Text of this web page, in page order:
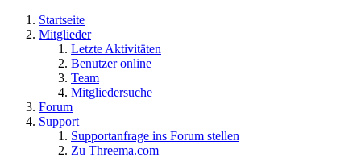
Startseite
Mitglieder
Letzte Aktivitäten
Benutzer online
Team
Mitgliedersuche
Forum
Support
Supportanfrage ins Forum stellen
Zu Threema.com